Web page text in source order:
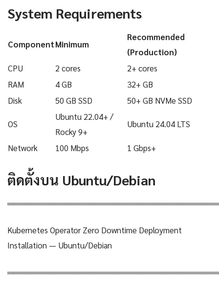
System Requirements
ComponentMinimum
Recommended
(Production)
CPU
2 cores
2+ cores
RAM
4 GB
32+ GB
Disk
50 GB SSD 50+ GB NVMe SSD
OS
Ubuntu 22.04+ /
Rocky 9+
Ubuntu 24.04 LTS
Network 100 Mbps 1 Gbps+
ติดตั้งบน Ubuntu/Debian
Kubernetes Operator Zero Downtime Deployment
Installation — Ubuntu/Debian